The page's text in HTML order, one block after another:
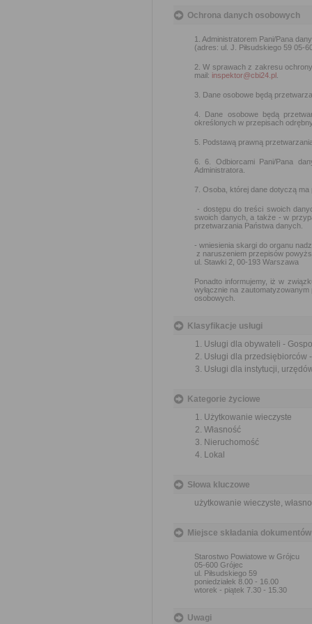
Ochrona danych osobowych
1. Administratorem Pani/Pana
(adres: ul. J. Piłsudskiego 59 05-
2. W sprawach z zakresu
mail: inspektor@cbi24.pl
3. Dane osobowe będą
4. Dane osobowe będą
określonych w przepisach
5. Podstawą prawną
6. 6. Odbiorcami Pani/Pana
Administratora.
7. Osoba, której dane dotyczą ma
- dostępu do treści swoich
swoich danych, a także - w
przetwarzania Państwa danych.
- wniesienia skargi do organu
z naruszeniem przepisów
ul. Stawki 2, 00-193 Warszawa
Ponadto informujemy, iż w
wyłącznie na
osobowych.
Klasyfikacje usługi
Usługi dla obywateli -
Usługi dla przedsiębiorców
Usługi dla instytucji,
Kategorie życiowe
Użytkowanie wieczyste
Własność
Nieruchomość
Lokal
Słowa kluczowe
użytkowanie wieczyste,
Miejsce składania dokumentów
Starostwo Powiatowe w Grójcu
05-600 Grójec
ul. Piłsudskiego 59
poniedziałek 8.00 - 16.00
wtorek - piątek 7.30 - 15.30
Uwagi